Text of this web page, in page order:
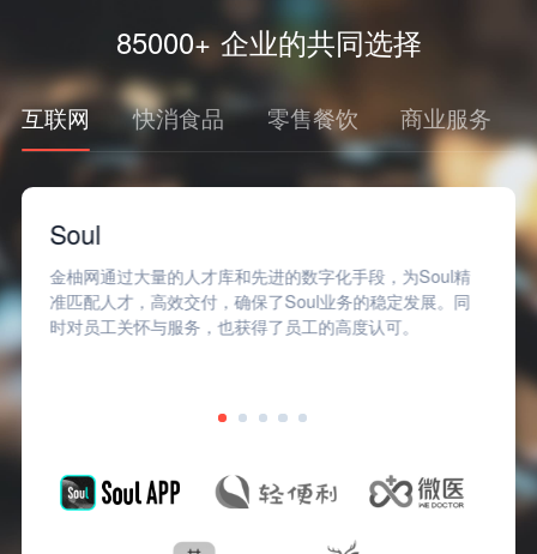
85000+ 企业的共同选择
互联网 快消食品 零售餐饮 商业服务
Soul
金柚网通过大量的人才库和先进的数字化手段，为Soul精
准匹配人才，高效交付，确保了Soul业务的稳定发展。同
时对员工关怀与服务，也获得了员工的高度认可。